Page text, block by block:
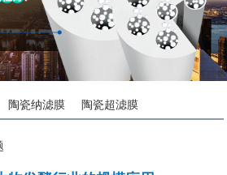
陶瓷纳滤膜 陶瓷超滤膜